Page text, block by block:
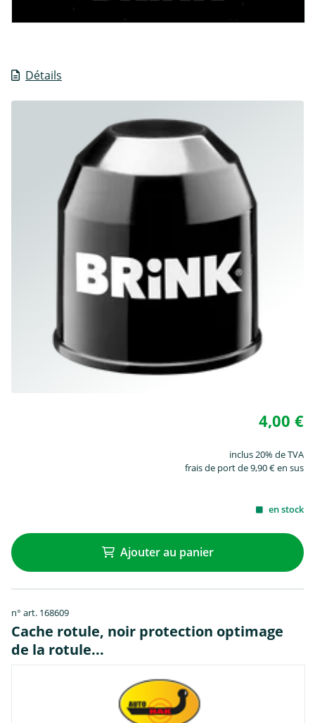
Détails
4,00 €
inclus 20% de TVA
frais de port de 9,90 € en sus
en stock
Ajouter au panier
n° art. 168609
Cache rotule, noir protection optimage
de la rotule...